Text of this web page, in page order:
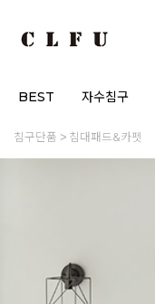
BEST 자수침구
침구단품 침대패드&카펫